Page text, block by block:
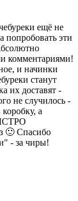
ещё не
попробовать эти
комментариями!
и начинки
станут
их доставят -
не случилось -
а
🙂 Спасибо
- за чиры!